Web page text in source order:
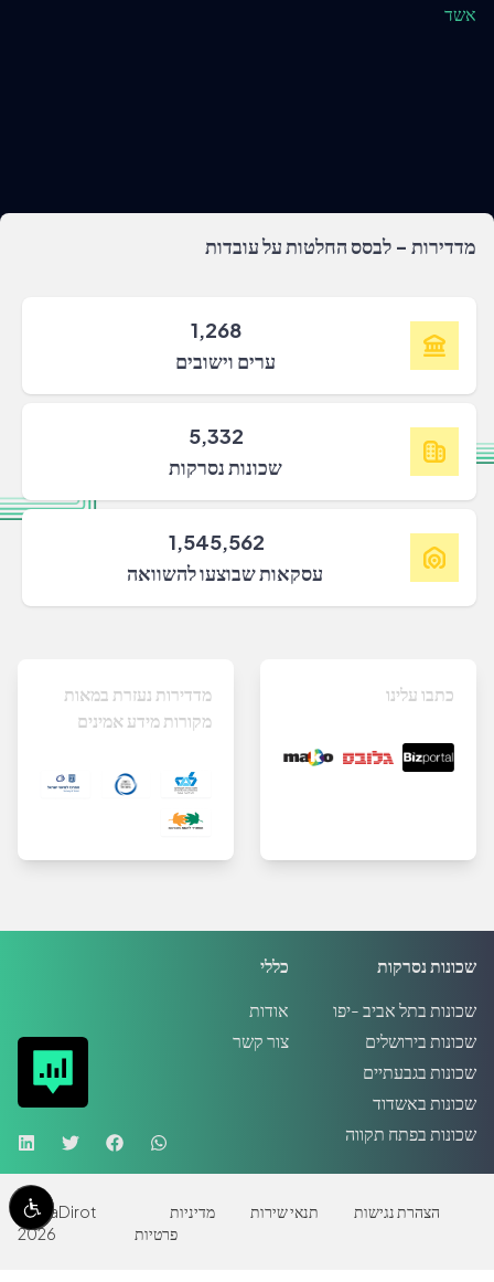
אשד
מדדירות - לבסס החלטות על עובדות
1,268
ערים וישובים
5,332
שכונות נסרקות
1,545,562
עסקאות שבוצעו להשוואה
מדדירות נעזרת במאות
מקורות מידע אמינים
כתבו עלינו
כללי
אודות
צור קשר
שכונות נסרקות
שכונות בתל אביב -יפו
שכונות בירושלים
שכונות בגבעתיים
שכונות באשדוד
שכונות בפתח תקווה
MadaDirot
2026
הצהרת נגישות תנאי שירות
מדיניות
פרטיות